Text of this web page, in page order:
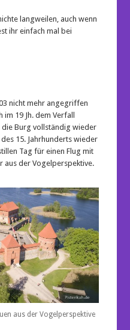
langweilen, auch wenn
ihr einfach mal bei
nicht mehr angegriffen
19 Jh. dem Verfall
Burg vollständig wieder
15. Jahrhunderts wieder
Tag für einen Flug mit
aus der Vogelperspektive.
aus der Vogelperspektive